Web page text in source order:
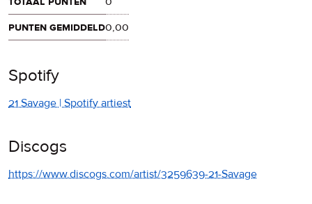
punten gemiddeld0,00
Spotify
21 Savage | Spotify artiest
Discogs
https://www.discogs.com/artist/3259639-21-Savage